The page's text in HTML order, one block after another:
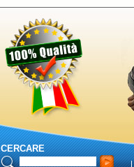
CERCARE